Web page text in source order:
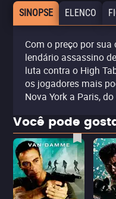
SINOPSE ELENCO
Com o preço por
lendário assassino
luta contra o High
os jogadores mais
Nova York a Paris,
Você pode